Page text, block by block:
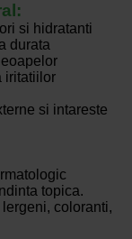
si hidratanti
durata
iritatiilor
si intareste
topica.
coloranti,